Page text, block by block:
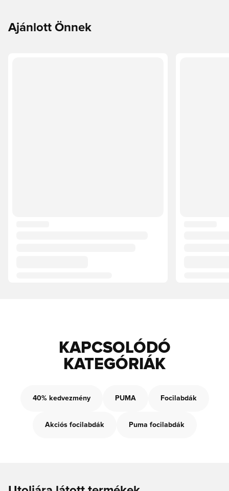
Ajánlott Önnek
KAPCSOLÓDÓ
KATEGÓRIÁK
40% kedvezmény PUMA Focilabdák
Akciós focilabdák Puma focilabdák